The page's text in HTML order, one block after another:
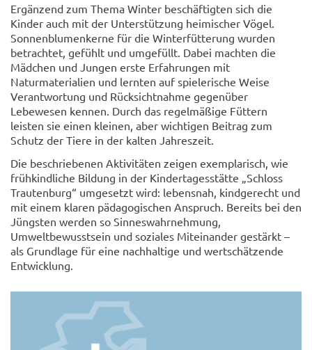
Ergänzend zum Thema Winter beschäftigten sich die
Kinder auch mit der Unterstützung heimischer Vögel.
Sonnenblumenkerne für die Winterfütterung wurden
betrachtet, gefühlt und umgefüllt. Dabei machten die
Mädchen und Jungen erste Erfahrungen mit
Naturmaterialien und lernten auf spielerische Weise
Verantwortung und Rücksichtnahme gegenüber
Lebewesen kennen. Durch das regelmäßige Füttern
leisten sie einen kleinen, aber wichtigen Beitrag zum
Schutz der Tiere in der kalten Jahreszeit.
Die beschriebenen Aktivitäten zeigen exemplarisch, wie
frühkindliche Bildung in der Kindertagesstätte „Schloss
Trautenburg“ umgesetzt wird: lebensnah, kindgerecht und
mit einem klaren pädagogischen Anspruch. Bereits bei den
Jüngsten werden so Sinneswahrnehmung,
Umweltbewusstsein und soziales Miteinander gestärkt –
als Grundlage für eine nachhaltige und wertschätzende
Entwicklung.